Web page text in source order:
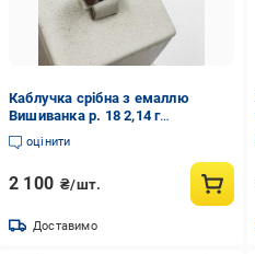
Каблучка срібна з емаллю
Вишиванка р. 18 2,14 г
(3020339078)
оцінити
2 100 ₴/шт.
Доставимо